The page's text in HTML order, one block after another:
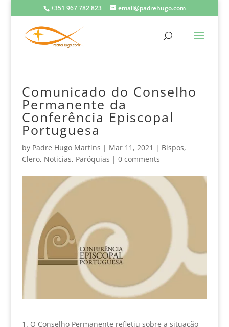
+351 967 782 823 email@padrehugo.com
Comunicado do Conselho
Permanente da
Conferência Episcopal
Portuguesa
by Padre Hugo Martins | Mar 11, 2021 | Bispos,
Clero, Noticias, Paróquias | 0 comments
O Conselho Permanente refletiu sobre a situação